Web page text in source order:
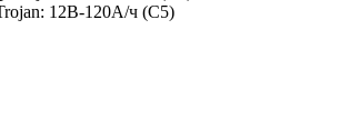
12В-120А/ч (С5)